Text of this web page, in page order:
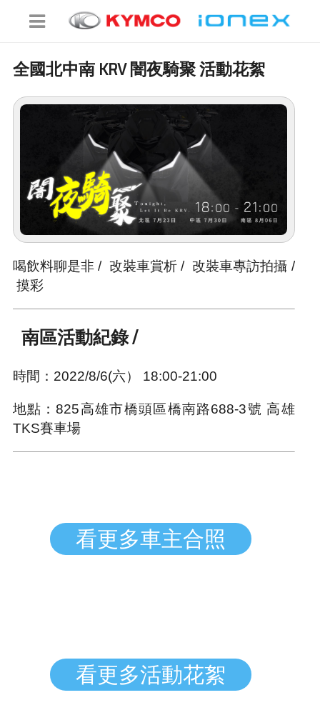
全國北中南 KRV 闇夜騎聚 活動花絮
喝飲料聊是非 / 改裝車賞析 / 改裝車專訪拍攝 /
摸彩
南區活動紀錄 /
時間：2022/8/6(六） 18:00-21:00
地點：825高雄市橋頭區橋南路688-3號 高雄
TKS賽車場
看更多車主合照
看更多活動花絮